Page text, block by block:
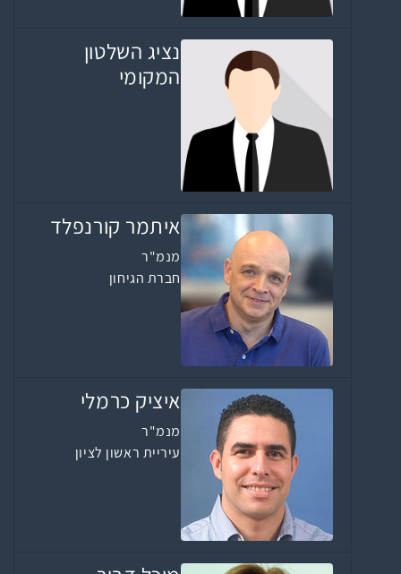
נציג השלטון
המקומי
איתמר קורנפלד
מנמ"ר
חברת הגיחון
איציק כרמלי
מנמ"ר
עיריית ראשון לציון